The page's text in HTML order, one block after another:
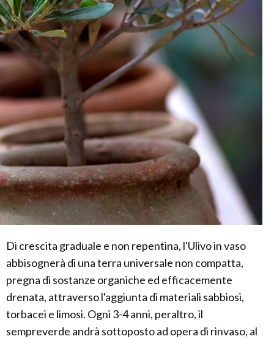
Di crescita graduale e non repentina, l'Ulivo in vaso
abbisognerà di una terra universale non compatta,
pregna di sostanze organiche ed efficacemente
drenata, attraverso l'aggiunta di materiali sabbiosi,
torbacei e limosi. Ogni 3-4 anni, peraltro, il
sempreverde andrà sottoposto ad opera di rinvaso, al